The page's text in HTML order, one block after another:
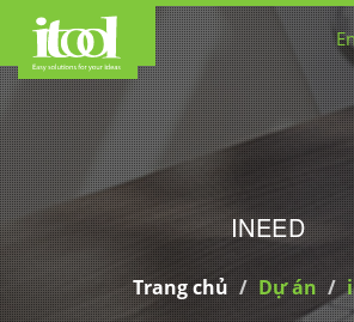
CÔNG TY
INEED
Trang chủ Dự án